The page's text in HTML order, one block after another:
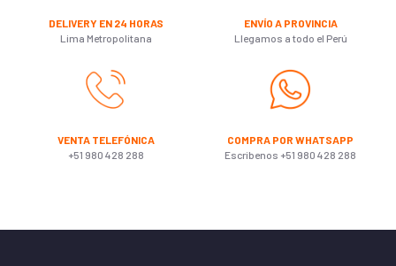
DELIVERY EN 24 HORAS
Lima Metropolitana
ENVÍO A PROVINCIA
Llegamos a todo el Perú
VENTA TELEFÓNICA
+51 980 428 288
COMPRA POR WHATSAPP
Escribenos +51 980 428 288